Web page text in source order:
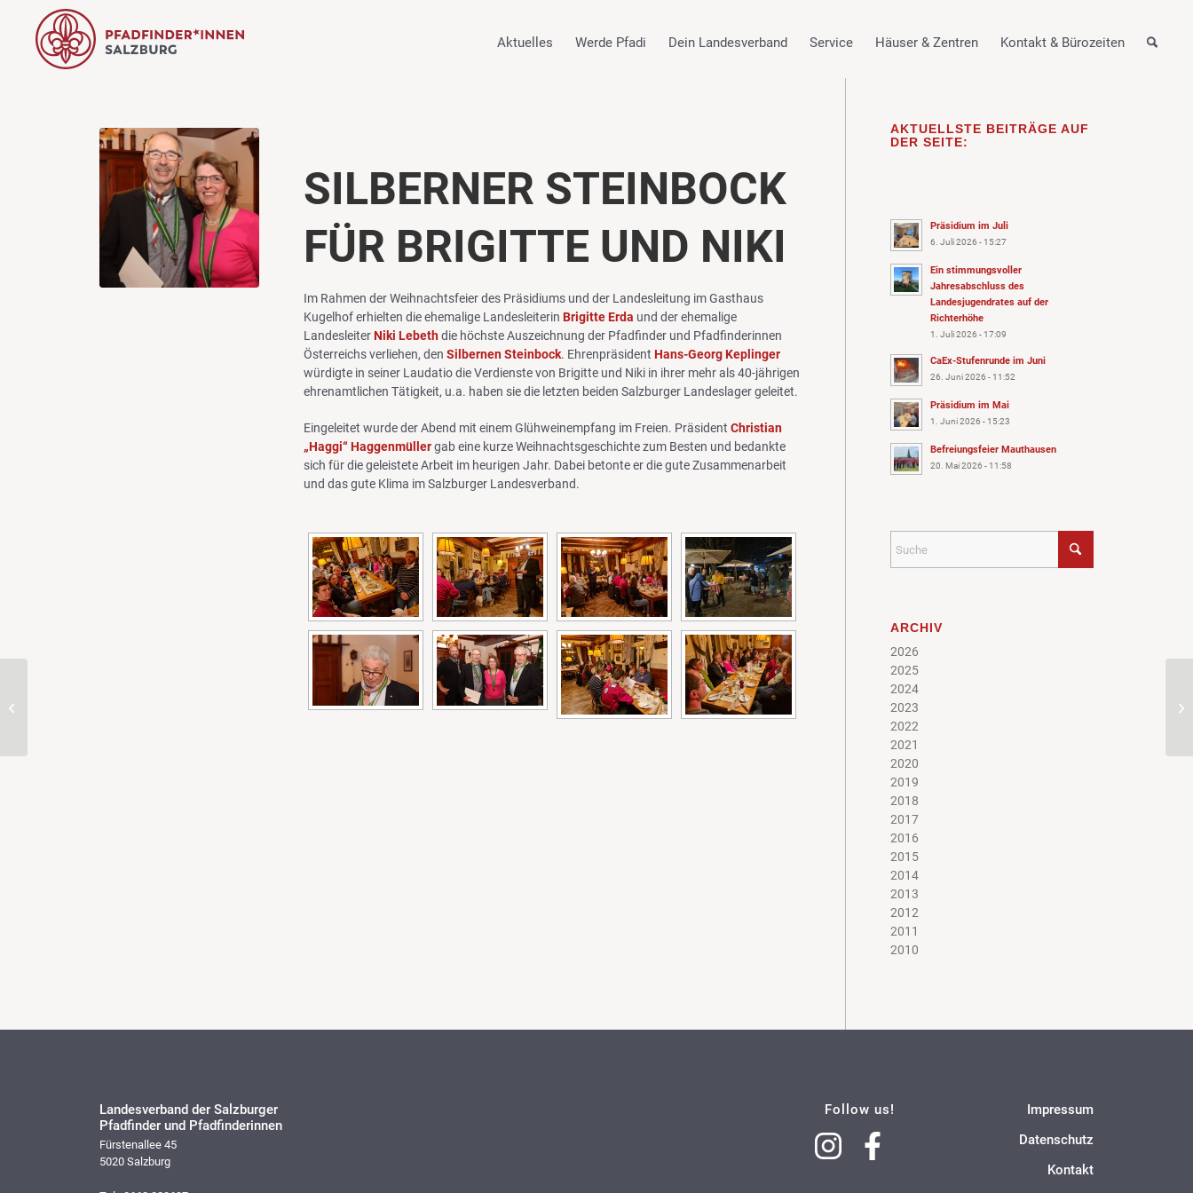
Aktuelles Werde Pfadi Dein Landesverband Service Häuser & Zentren Kontakt & Bürozeiten
SILBERNER STEINBOCK
FÜR BRIGITTE UND NIKI
Im Rahmen der Weihnachtsfeier des Präsidiums und der Landesleitung im Gasthaus
Kugelhof erhielten die ehemalige Landesleiterin Brigitte Erda und der ehemalige
LandesleiterNiki Lebethdie höchste Auszeichnung der Pfadfinder und Pfadfinderinnen
Österreichs verliehen, den Silbernen Steinbock. Ehrenpräsident Hans-Georg Keplinger
würdigte in seiner Laudatio die Verdienste von Brigitte und Niki in ihrer mehr als 40-jährigen
ehrenamtlichen Tätigkeit, u.a. haben sie die letzten beiden Salzburger Landeslager geleitet.
Eingeleitet wurde der Abend mit einem Glühweinempfang im Freien. Präsident Christian
„Haggi“ Haggenmüllergab eine kurze Weihnachtsgeschichte zum Besten und bedankte
sich für die geleistete Arbeit im heurigen Jahr. Dabei betonte er die gute Zusammenarbeit
und das gute Klima im Salzburger Landesverband.
AKTUELLSTE BEITRÄGE AUF
DER SEITE:
Präsidium im Juli
6. Juli 2026 - 15:27
Ein stimmungsvoller
Jahresabschluss des
Landesjugendrates auf der
Richterhöhe
1. Juli 2026 - 17:09
CaEx-Stufenrunde im Juni
26. Juni 2026 - 11:52
Präsidium im Mai
1. Juni 2026 - 15:23
Befreiungsfeier Mauthausen
20. Mai 2026 - 11:58
ARCHIV
2026
2025
2024
2023
2022
2021
2020
2019
2018
2017
2016
2015
2014
2013
2012
2011
2010
Landesverband der Salzburger
Pfadfinder und Pfadfinderinnen
Fürstenallee 45
5020 Salzburg
Follow us!
Impressum
Datenschutz
Kontakt